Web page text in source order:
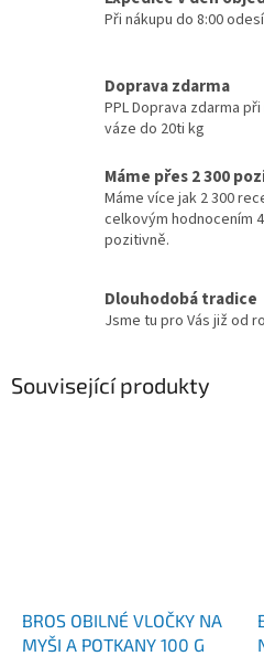
Při nákupu do 8:00
Doprava zdarma
PPL Doprava zdarma
váze do 20ti kg
Máme přes 2 300
Máme více jak 2 300
celkovým hodnocením
pozitivně.
Dlouhodobá tradice
Jsme tu pro Vás již od
Související produkty
BROS OBILNÉ VLOČKY NA
MYŠI A POTKANY 100 G